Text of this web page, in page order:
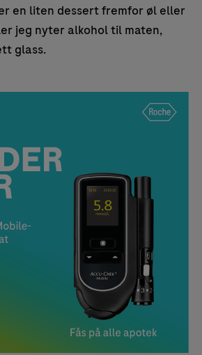
en liten dessert fremfor øl eller
jeg nyter alkohol til maten,
glass.